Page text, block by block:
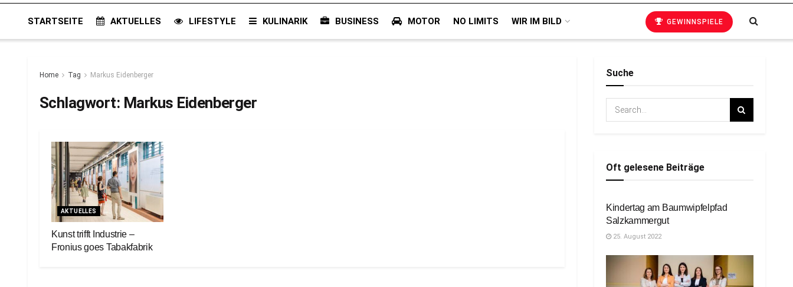
STARTSEITE AKTUELLES LIFESTYLE KULINARIK BUSINESS MOTOR NO LIMITS WIR IM BILD GEWINNSPIELE
Home Tag Markus Eidenberger
Schlagwort: Markus Eidenberger
AKTUELLES
Kunst trifft Industrie –
Fronius goes Tabakfabrik
Suche
Oft gelesene Beiträge
FREIZEIT
Kindertag am Baumwipfelpfad
Salzkammergut
25. August 2022